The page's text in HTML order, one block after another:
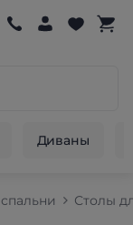
Диваны
Столы